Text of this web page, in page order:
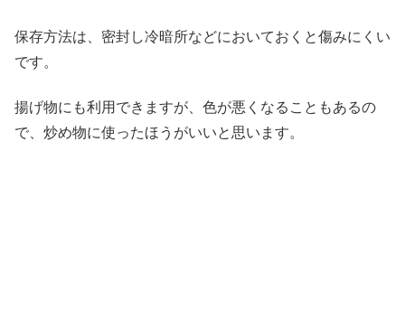
保存方法は、密封し冷暗所などにおいておくと傷みにくい
です。
揚げ物にも利用できますが、色が悪くなることもあるの
で、炒め物に使ったほうがいいと思います。